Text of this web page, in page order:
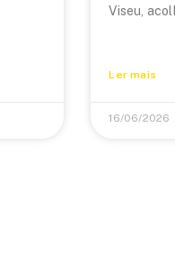
Viseu,
Ler mais
16/06/2026